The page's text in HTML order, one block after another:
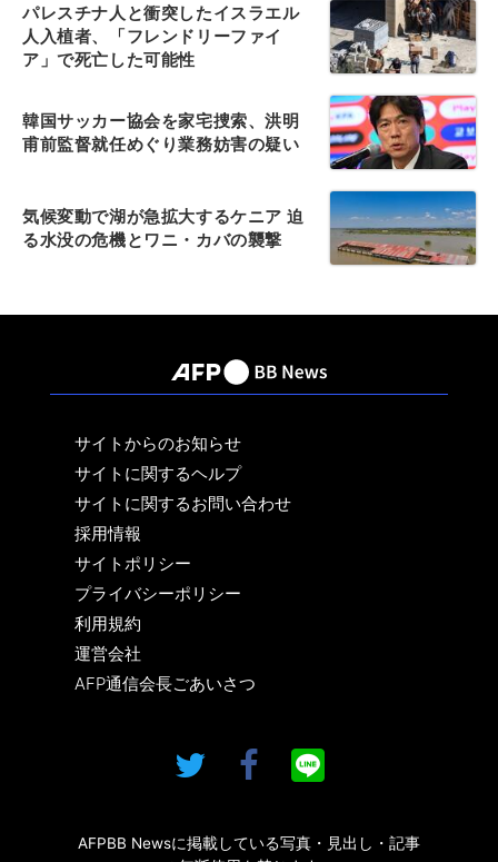
パレスチナ人と衝突したイスラエル
人入植者、「フレンドリーファイ
ア」で死亡した可能性
韓国サッカー協会を家宅捜索、洪明
甫前監督就任めぐり業務妨害の疑い
気候変動で湖が急拡大するケニア 迫
る水没の危機とワニ・カバの襲撃
サイトからのお知らせ
サイトに関するヘルプ
サイトに関するお問い合わせ
採用情報
サイトポリシー
プライバシーポリシー
利用規約
運営会社
AFP通信会長ごあいさつ
AFPBB Newsに掲載している写真・見出し・記事